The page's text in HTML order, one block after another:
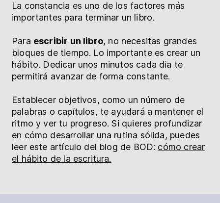
La constancia es uno de los factores más
importantes para terminar un libro.
Para escribir un libro, no necesitas grandes
bloques de tiempo. Lo importante es crear un
hábito. Dedicar unos minutos cada día te
permitirá avanzar de forma constante.
Establecer objetivos, como un número de
palabras o capítulos, te ayudará a mantener el
ritmo y ver tu progreso. Si quieres profundizar
en cómo desarrollar una rutina sólida, puedes
leer este artículo del blog de BOD: cómo crear
el hábito de la escritura.